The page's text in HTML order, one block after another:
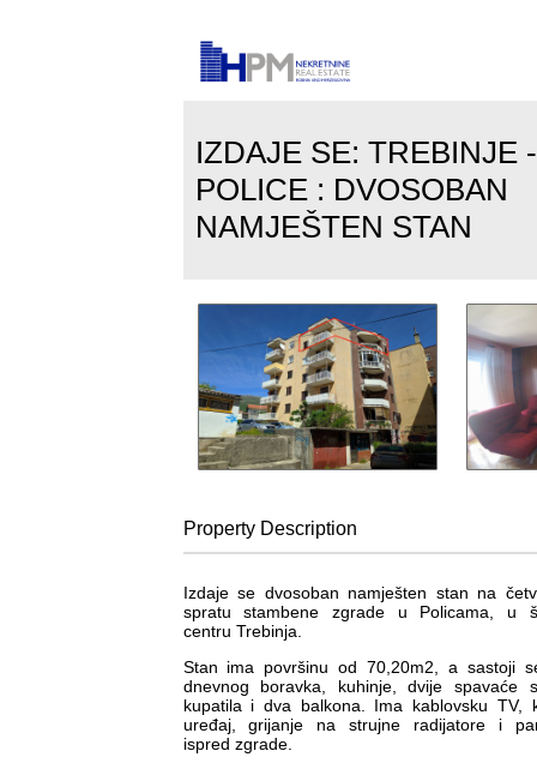
IZDAJE SE: TREBINJE -
POLICE : DVOSOBAN
NAMJEŠTEN STAN
Property Description
Izdaje se dvosoban namješten stan na
spratu stambene zgrade u Policama, u
centru Trebinja.
Stan ima površinu od 70,20m2, a sastoji
dnevnog boravka, kuhinje, dvije spavaće
kupatila i dva balkona. Ima kablovsku TV,
uređaj, grijanje na strujne radijatore i
ispred zgrade.